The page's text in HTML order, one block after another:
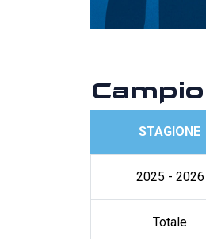
STAGIONE
2025 - 2026
Totale